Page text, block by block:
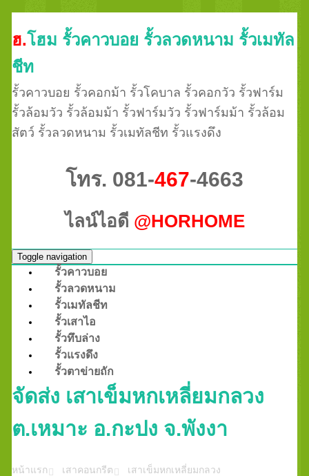
ฮ.โฮม รั้วคาวบอย รั้วลวดหนาม รั้วเมทัล
ชีท
รั้วคาวบอย รั้วคอกม้า รั้วโคบาล รั้วคอกวัว รั้วฟาร์ม
รั้วล้อมวัว รั้วล้อมม้า รั้วฟาร์มวัว รั้วฟาร์มม้า รั้วล้อม
สัตว์ รั้วลวดหนาม รั้วเมทัลชีท รั้วแรงดึง
โทร. 081-467-4663
ไลน์ไอดี @HORHOME
Toggle navigation
รั้วคาวบอย
รั้วลวดหนาม
รั้วเมทัลชีท
รั้วเสาไอ
รั้วทึบล่าง
รั้วแรงดึง
รั้วตาข่ายถัก
จัดส่ง เสาเข็มหกเหลี่ยมกลวง
ต.เหมาะ อ.กะปง จ.พังงา
หน้าแรก เสาคอนกรีต เสาเข็มหกเหลี่ยมกลวง